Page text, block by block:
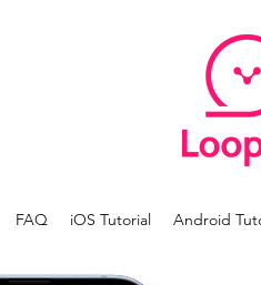
FAQ iOS Tutorial Android